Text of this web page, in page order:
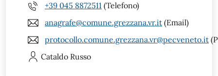
+39 045 8872511 (Telefono)
anagrafe@comune.grezzana.vr.it (Email)
protocollo.comune.grezzana.vr@pecveneto.it
Cataldo Russo